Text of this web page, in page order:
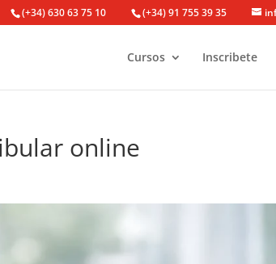
(+34) 630 63 75 10 (+34) 91 755 39 35
Cursos Inscribete
online